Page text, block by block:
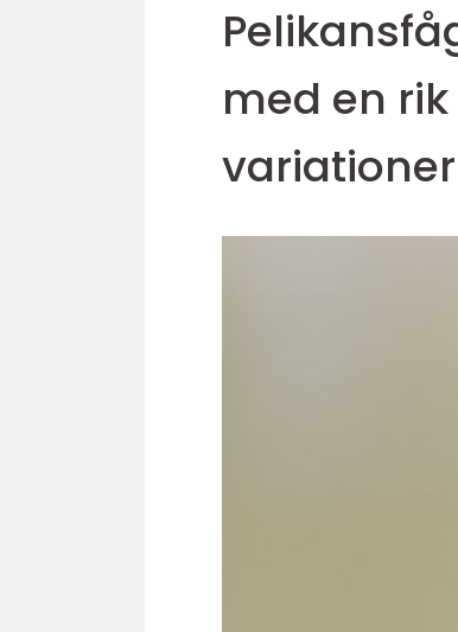
med en
variationer